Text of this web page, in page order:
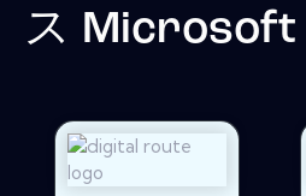
ス Microsoft